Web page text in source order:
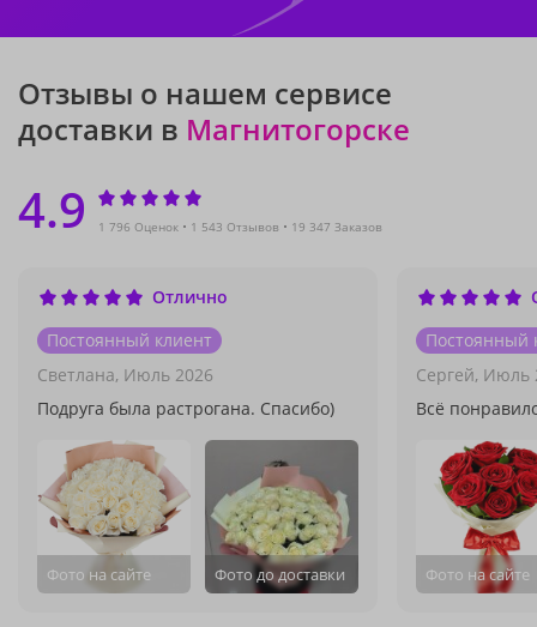
Отзывы о нашем сервисе
доставки в Магнитогорске
4.9 1 796 Оценок 1 543 Отзывов 19 347 Заказов
Отлично
Постоянный клиент
Светлана, Июль 2026
Подруга была растрогана. Спасибо)
Фото на сайте Фото до доставки
Постоянный
Сергей, Июль
Всё
Фото на сайте